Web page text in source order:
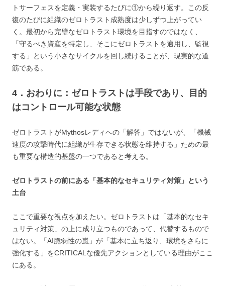
トサーフェスを定義・実装するたびに①から繰り返す。この反
復のたびに組織のゼロトラスト成熟度は少しずつ上がってい
く。最初から完璧なゼロトラスト環境を目指すのではなく、
「守るべき資産を特定し、そこにゼロトラストを適用し、監視
する」という小さなサイクルを回し続けることが、現実的な道
筋である。
4． おわりに：ゼロトラストは手段であり、目的
はコントロール可能な状態
ゼロトラストがMythosレディへの「解答」ではないが、「機械
速度の攻撃時代に組織が生存できる状態を維持する」ための最
も重要な構造的基盤の一つであると考える。
ゼロトラストの前にある「基本的なセキュリティ対策」という
土台
ここで重要な視点を加えたい。ゼロトラストは「基本的なセキ
ュリティ対策」の上に成り立つものであって、代替するもので
はない。「AI脆弱性の嵐」が「基本に立ち返り、環境をさらに
強化する」をCRITICALな優先アクションとしている理由がここ
にある。